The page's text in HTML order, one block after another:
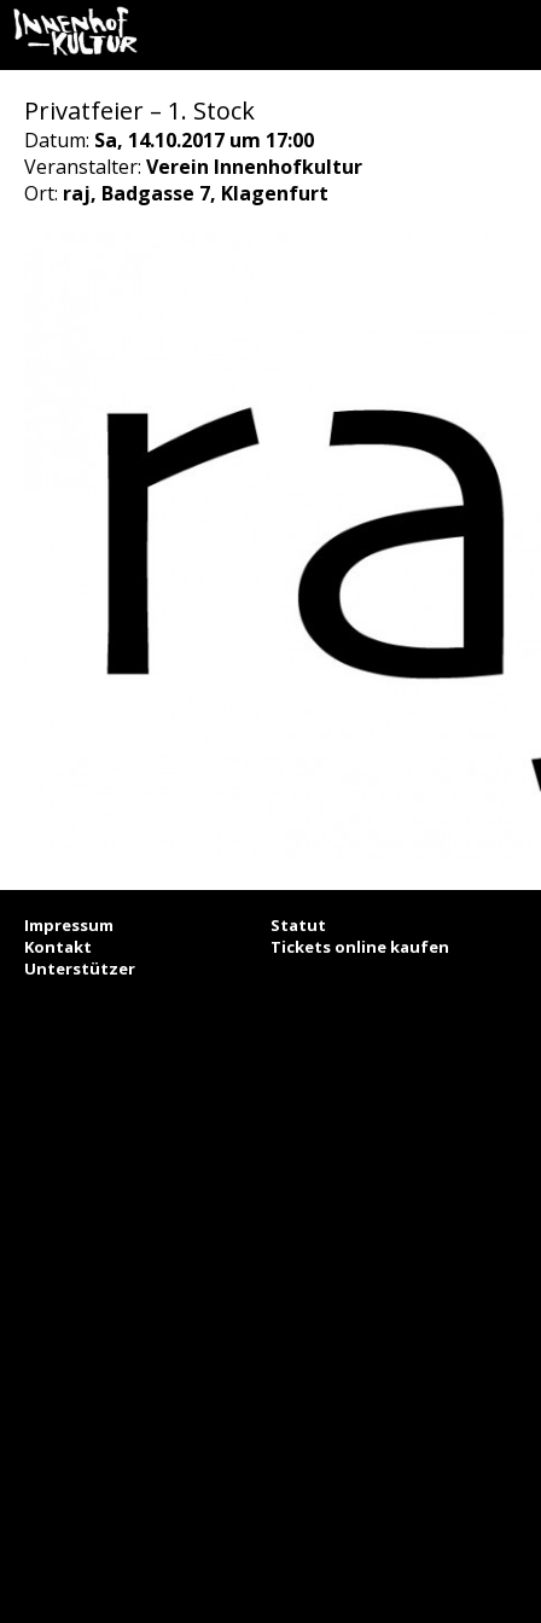
Privatfeier – 1. Stock
Datum: Sa, 14.10.2017 um 17:00
Veranstalter: Verein Innenhofkultur
Ort: raj, Badgasse 7, Klagenfurt
Impressum
Statut
Kontakt
Tickets online kaufen
Unterstützer